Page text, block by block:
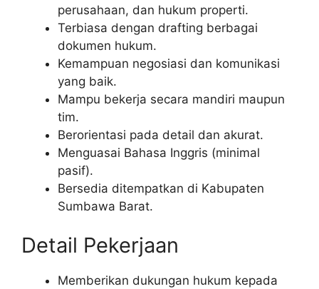
perusahaan, dan hukum properti.
Terbiasa dengan drafting berbagai
dokumen hukum.
Kemampuan negosiasi dan komunikasi
yang baik.
Mampu bekerja secara mandiri maupun
tim.
Berorientasi pada detail dan akurat.
Menguasai Bahasa Inggris (minimal
pasif).
Bersedia ditempatkan di Kabupaten
Sumbawa Barat.
Detail Pekerjaan
Memberikan dukungan hukum kepada